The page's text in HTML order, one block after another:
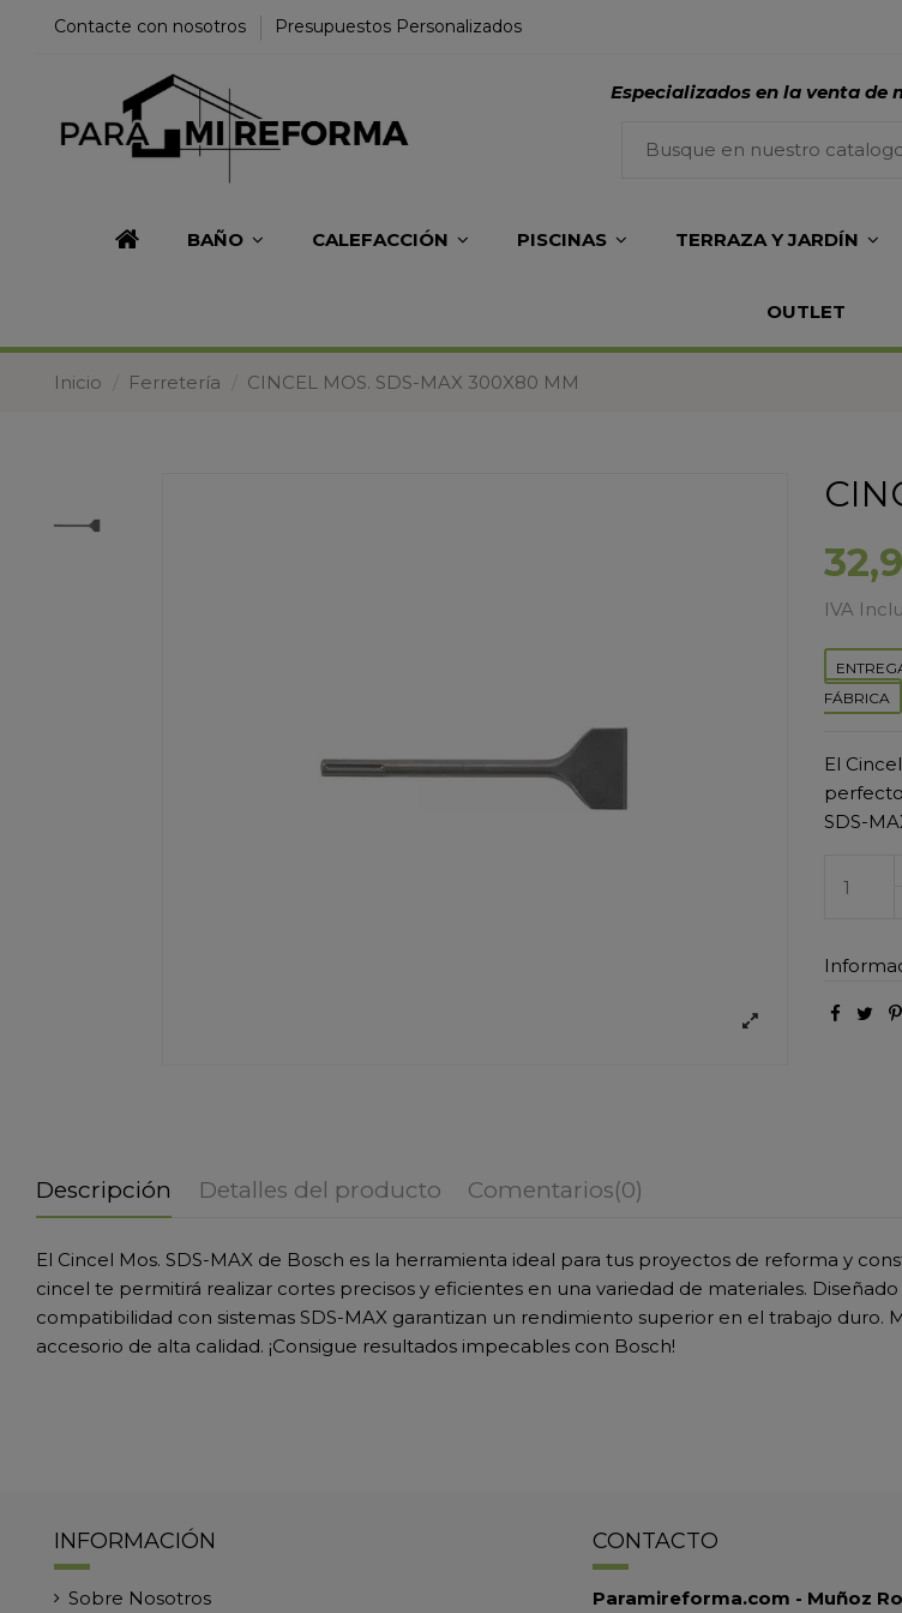
Contacte con nosotros Presupuestos Personalizados
Especializados en la venta de
BAÑO CALEFACCIÓN PISCINAS TERRAZA Y JARDÍN
OUTLET
Inicio Ferretería CINCEL MOS. SDS-MAX 300X80 MM
IVA
FÁBRICA
El
SDS-
Descripción Detalles del producto Comentarios(0)
El Cincel Mos. SDS-MAX de Bosch es la herramienta ideal para tus proyectos de reforma y
cincel te permitirá realizar cortes precisos y eficientes en una variedad de materiales.
compatibilidad con sistemas SDS-MAX garantizan un rendimiento superior en el trabajo
accesorio de alta calidad. ¡Consigue resultados impecables con Bosch!
INFORMACIÓN
Sobre Nosotros
CONTACTO
Paramireforma.com - Muñoz